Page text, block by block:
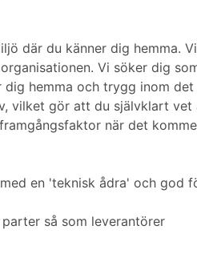
där du känner dig hemma.
Vi söker dig
hemma och trygg inom det
vilket gör att du självklart
när det
en 'teknisk ådra' och god
så som leverantörer